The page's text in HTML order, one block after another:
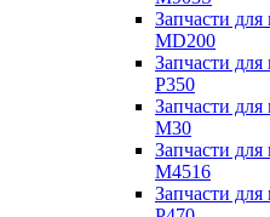
Запчасти
MD200
Запчасти
P350
Запчасти
M30
Запчасти
M4516
Запчасти